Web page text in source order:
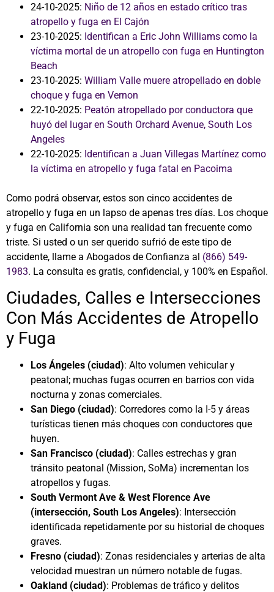
24-10-2025: Niño de 12 años en estado crítico tras
atropello y fuga en El Cajón
23-10-2025: Identifican a Eric John Williams como la
víctima mortal de un atropello con fuga en Huntington
Beach
23-10-2025: William Valle muere atropellado en doble
choque y fuga en Vernon
22-10-2025: Peatón atropellado por conductora que
huyó del lugar en South Orchard Avenue, South Los
Angeles
22-10-2025: Identifican a Juan Villegas Martínez como
la víctima en atropello y fuga fatal en Pacoima
Como podrá observar, estos son cinco accidentes de
atropello y fuga en un lapso de apenas tres días. Los choque
y fuga en California son una realidad tan frecuente como
triste. Si usted o un ser querido sufrió de este tipo de
accidente, llame a Abogados de Confianza al (866) 549-
1983. La consulta es gratis, confidencial, y 100% en Español.
Ciudades, Calles e Intersecciones
Con Más Accidentes de Atropello
y Fuga
Los Ángeles (ciudad): Alto volumen vehicular y
peatonal; muchas fugas ocurren en barrios con vida
nocturna y zonas comerciales.
San Diego (ciudad): Corredores como la I-5 y áreas
turísticas tienen más choques con conductores que
huyen.
San Francisco (ciudad): Calles estrechas y gran
tránsito peatonal (Mission, SoMa) incrementan los
atropellos y fugas.
South Vermont Ave & West Florence Ave
(intersección, South Los Angeles): Intersección
identificada repetidamente por su historial de choques
graves.
Fresno (ciudad): Zonas residenciales y arterias de alta
velocidad muestran un número notable de fugas.
Oakland (ciudad): Problemas de tráfico y delitos